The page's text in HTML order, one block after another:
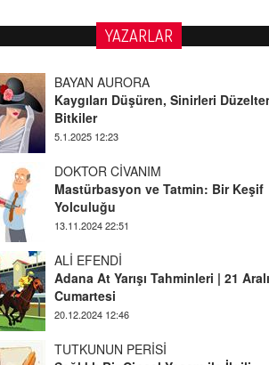
YAZARLAR
Kaygıları Düşüren, Sinirleri Düzelten
Bitkiler
5.1.2025 12:23
Mastürbasyon ve Tatmin: Bir Keşif
Yolculuğu
13.11.2024 22:51
Adana At Yarışı Tahminleri | 21 Aralık
Cumartesi
20.12.2024 12:46
Sağlıklı Bir Cinsel Yaşam ile İlgili